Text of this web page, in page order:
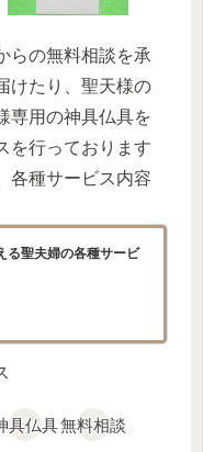
らの無料相談を承
けたり、聖天様の
専用の神具仏具を
を行っております
各種サービス内容
る聖夫婦の各種サービ
具仏具無料相談